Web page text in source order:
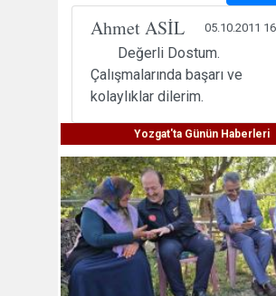
Ahmet ASİL 05.10.2011
Değerli Dostum.
Çalışmalarında başarı ve
kolaylıklar dilerim.
Yozgat'ta Günün Haberleri